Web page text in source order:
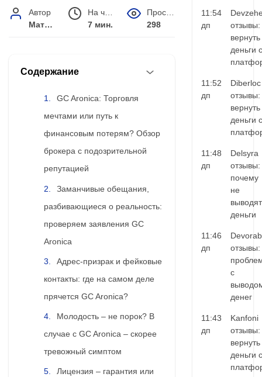
Автор
Матвей Иванов
На чтение
7 мин.
Просмотров
298
Содержание
GC Aronica: Торговля
мечтами или путь к
финансовым потерям? Обзор
брокера с подозрительной
репутацией
Заманчивые обещания,
разбивающиеся о реальность:
проверяем заявления GC
Aronica
Адрес-призрак и фейковые
контакты: где на самом деле
прячется GC Aronica?
Молодость – не порок? В
случае с GC Aronica – скорее
тревожный симптом
Лицензия – гарантия или
11:54
дп
отзывы:
вернуть
деньги с
11:52
дп
Diberloc
отзывы:
вернуть
деньги с
11:48
дп
Delsyra
отзывы:
почему
не
выводят
деньги
11:46
дп
отзывы:
с
денег
11:43
дп
Kanfoni
отзывы:
вернуть
деньги с